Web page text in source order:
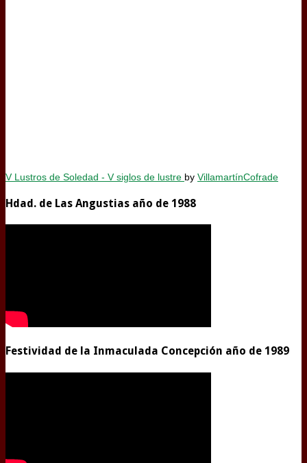
V Lustros de Soledad - V siglos de lustre by VillamartínCofrade
Hdad. de Las Angustias año de 1988
Festividad de la Inmaculada Concepción año de 1989